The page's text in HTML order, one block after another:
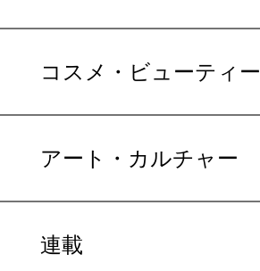
コスメ・ビューティー
アート・カルチャー
連載